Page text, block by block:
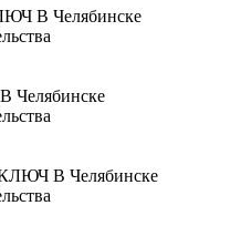
В Челябинске
В Челябинске